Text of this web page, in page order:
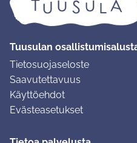
Tuusulan
Tietosuojaseloste
Saavutettavuus
Käyttöehdot
Evästeasetukset